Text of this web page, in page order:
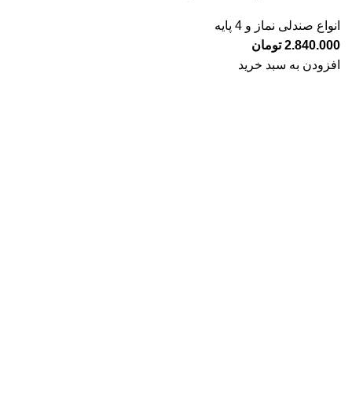
انواع صندلی نماز و 4 پایه
2.840.000 تومان
افزودن به سبد خرید